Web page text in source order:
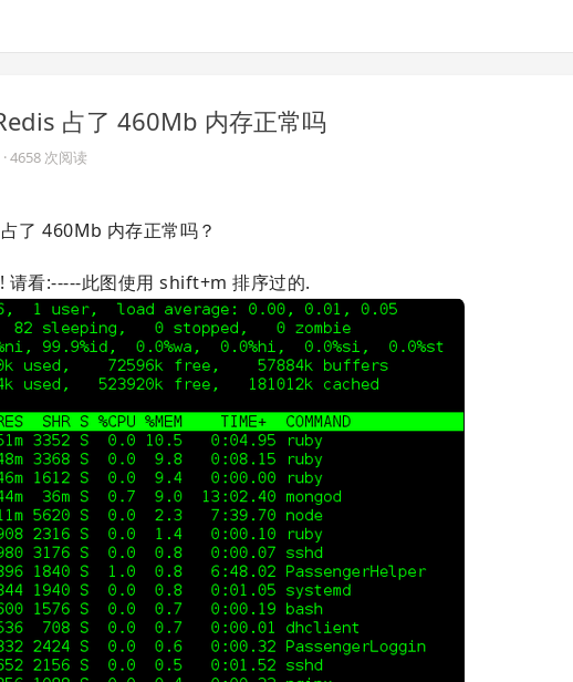
占了 460Mb 内存正常吗
· 4658 次阅读
了 460Mb 内存正常吗？
请看:-----此图使用 shift+m 排序过的.